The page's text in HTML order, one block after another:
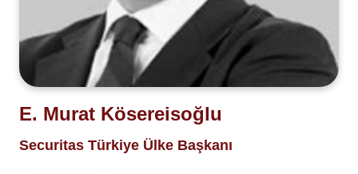
E. Murat Kösereisoğlu
Securitas Türkiye Ülke Başkanı